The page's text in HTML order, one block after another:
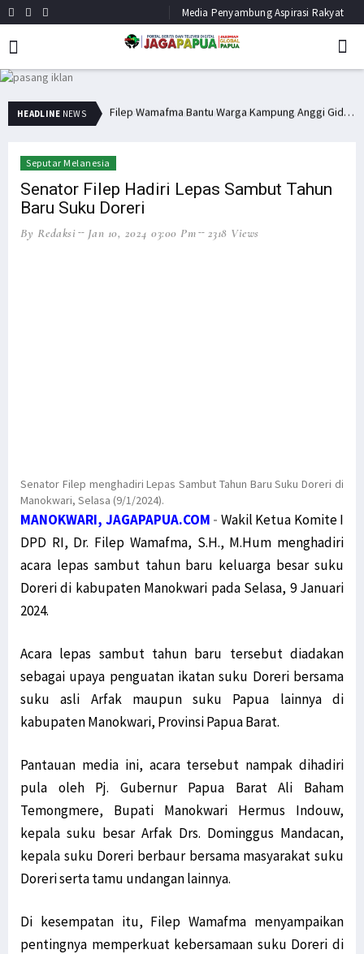
Media Penyambung Aspirasi Rakyat
HEADLINE NEWS Filep Serahkan Buku Karyanya untuk Bupati Pegaf & Billy Mambrasar Filep Wamafma Bantu Warga Kampung Anggi Gida dengan Bama
Seputar Melanesia
Senator Filep Hadiri Lepas Sambut Tahun
Baru Suku Doreri
By Redaksi Jan 10, 2024 03:00 Pm 2318 Views
Senator Filep menghadiri Lepas Sambut Tahun Baru Suku Doreri di
Manokwari, Selasa (9/1/2024).
MANOKWARI, JAGAPAPUA.COM - Wakil Ketua Komite I
DPD RI, Dr. Filep Wamafma, S.H., M.Hum menghadiri
acara lepas sambut tahun baru keluarga besar suku
Doreri di kabupaten Manokwari pada Selasa, 9 Januari
2024.
Acara lepas sambut tahun baru tersebut diadakan
sebagai upaya penguatan ikatan suku Doreri bersama
suku asli Arfak maupun suku Papua lainnya di
kabupaten Manokwari, Provinsi Papua Barat.
Pantauan media ini, acara tersebut nampak dihadiri
pula oleh Pj. Gubernur Papua Barat Ali Baham
Temongmere, Bupati Manokwari Hermus Indouw,
kepala suku besar Arfak Drs. Dominggus Mandacan,
kepala suku Doreri berbaur bersama masyarakat suku
Doreri serta tamu undangan lainnya.
Di kesempatan itu, Filep Wamafma menyampaikan
pentingnya memperkuat kebersamaan suku Doreri di